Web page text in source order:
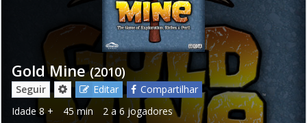
Gold Mine (2010)
Seguir Editar
Compartilhar
Idade 8 + 45 min 2 a 6 jogadores